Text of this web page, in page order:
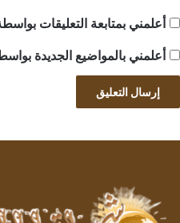
أعلمني بمتابعة التعليقات
أعلمني بالمواضيع الجديدة